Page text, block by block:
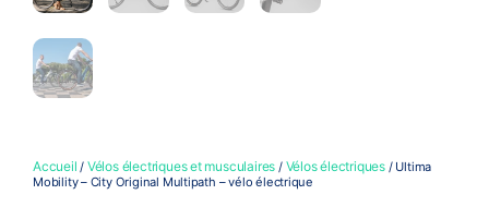
Accueil / Vélos électriques et musculaires / Vélos électriques / Ultima
Mobility – City Original Multipath – vélo électrique